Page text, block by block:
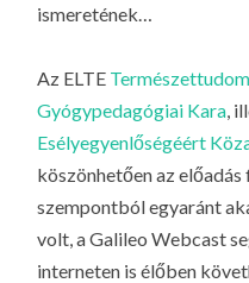
ismeretének…
Az ELTE
Gyógypedagógiai Kara ,
Esélyegyenlőségéért
köszönhetően az
szempontból egyaránt
volt, a Galileo Webcast
interneten is élőben